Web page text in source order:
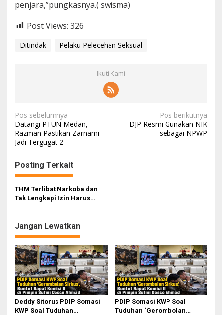
penjara,”pungkasnya.( swisma)
Post Views: 326
Ditindak Pelaku Pelecehan Seksual
Ikuti Kami
N
a
v
i
g
a
s
p
o
s
Pos sebelumnya
Datangi PTUN Medan,
Razman Pastikan Zarnami
Jadi Tergugat 2
Pos berikutnya
DJP Resmi Gunakan NIK
sebagai NPWP
Posting Terkait
THM Terlibat Narkoba dan
Tak Lengkapi Izin Harus
Jangan Lewatkan
Deddy Sitorus PDIP Somasi
KWP Soal Tuduhan
PDIP Somasi KWP Soal
Tuduhan ‘Gerombolan